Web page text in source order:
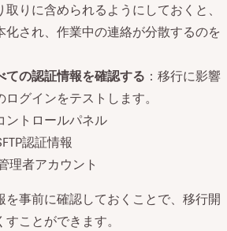
りに含められるようにしておくと、
化され、作業中の連絡が分散するのを
ての認証情報を確認する ：移行に影響
グインをテストします。
ントロールパネル
認証情報
理者アカウント
を事前に確認しておくことで、移行開
ことができます。